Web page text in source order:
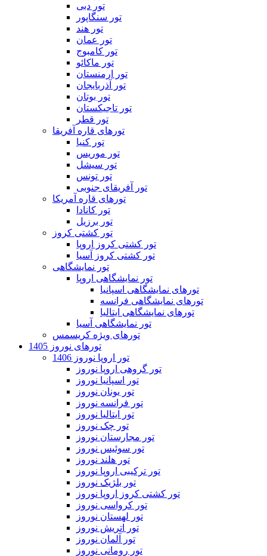
تور دبی
تور سنگاپور
تور هند
تور عمان
تور کامبوج
تور ماکائو
تور ارمنستان
تور آذربایجان
تور بوتان
تور تاجیکستان
تور قطر
تورهای قاره آفریقا
تور کنیا
تور موریس
تور سیشل
تور تونس
تور آفریقای جنوبی
تورهای قاره آمریکا
تور کانادا
تور برزیل
تور کشتی کروز
تور کشتی کروز اروپا
تور کشتی کروز آسیا
تور نمایشگاهی
تور نمایشگاهی اروپا
تورهای نمایشگاهی اسپانیا
تورهای نمایشگاهی فرانسه
تورهای نمایشگاهی ایتالیا
تور نمایشگاهی آسیا
تورهای ویژه کریسمس
تورهای نوروز 1405
تور اروپا نوروز 1406
تور گروهی اروپا نوروز
تور اسپانیا نوروز
تور یونان نوروز
تور فرانسه نوروز
تور ایتالیا نوروز
تور چک نوروز
تور مجارستان نوروز
تور سوئیس نوروز
تور هلند نوروز
تور ترکیبی اروپا نوروز
تور بلژیک نوروز
تور کشتی کروز اروپا نوروز
تور کرواسی نوروز
تور لهستان نوروز
تور اتریش نوروز
تور آلمان نوروز
تور رومانی نوروز